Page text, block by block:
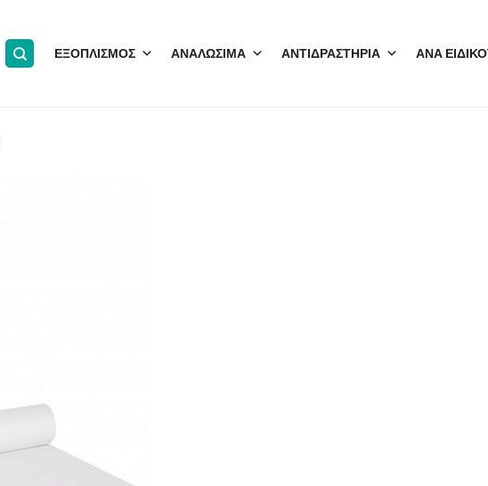
ΕΞΟΠΛΙΣΜΟΣ ΑΝΑΛΩΣΙΜΑ ΑΝΤΙΔΡΑΣΤΗΡΙΑ ΑΝΑ